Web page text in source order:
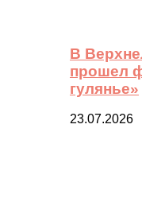
В
прошел
гулянье»
23.07.2026